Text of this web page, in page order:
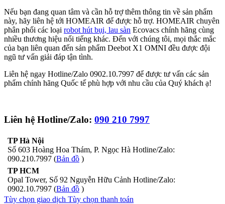
Nếu bạn đang quan tâm và cần hỗ trợ thêm thông tin về sản phẩm
này, hãy liên hệ tới HOMEAIR để được hỗ trợ. HOMEAIR chuyên
phân phối các loại robot hút bụi, lau sàn Ecovacs chính hãng cùng
nhiều thương hiệu nổi tiếng khác. Đến với chúng tôi, mọi thắc mắc
của bạn liên quan đến sản phẩm Deebot X1 OMNI đều được đội
ngũ tư vấn giải đáp tận tình.
Liên hệ ngay Hotline/Zalo 0902.10.7997 để được tư vấn các sản
phẩm chính hãng Quốc tế phù hợp với nhu cầu của Quý khách ạ!
Liên hệ Hotline/Zalo: 090 210 7997
TP Hà Nội
Số 603 Hoàng Hoa Thám, P. Ngọc Hà Hotline/Zalo:
090.210.7997 (Bản đồ )
TP HCM
Opal Tower, Số 92 Nguyễn Hữu Cảnh Hotline/Zalo:
0902.10.7997 (Bản đồ )
Tùy chọn giao dịch Tùy chọn thanh toán